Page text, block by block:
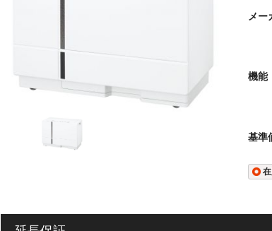
ご理解の程よろしくお願いいたします。
インボイス制度に関するお知らせ
当店のインボイス制度の対応といたしまて、適格請求書登
引の場合は領収書が運送業者発行の為、適格請求書登録番号
適格請求書登録番号記載の領収書をご希望のお客様（代金
メー
機能
基準